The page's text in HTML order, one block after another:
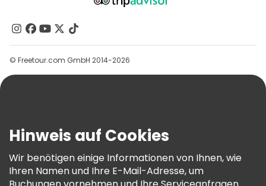
Kontakt
Gruppen
Hilfe
AGB Und Rechtliches
Cookie-Richtlinie
Freetour Auszeichnungen
© Freetour.com GmbH 2014-2026
Hinweis auf Cookies
Wir benötigen einige Informationen von Ihnen, wie
Ihren Namen und Ihre E-Mail-Adresse, um